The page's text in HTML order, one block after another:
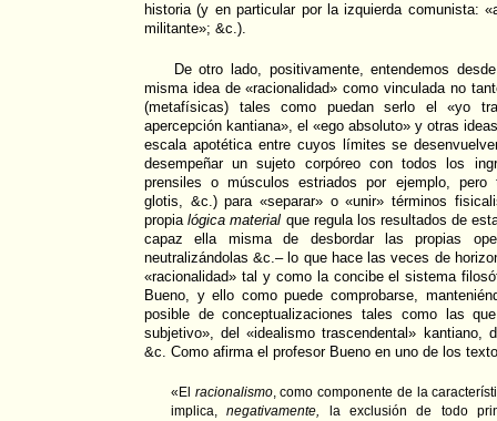
historia (y en particular por la izquierda comunista:
militante»; &c.).
De otro lado, positivamente, entendemos
misma idea de «racionalidad» como vinculada no
(metafísicas) tales como puedan serlo el «yo
apercepción kantiana», el «ego absoluto» y otras
escala apotética entre cuyos límites se
desempeñar un sujeto corpóreo con todos los
prensiles o músculos estriados por ejemplo, pero
glotis, &c.) para «separar» o «unir» términos
propialógica material que regula los resultados de
capaz ella misma de desbordar las propias
neutralizándolas &c.– lo que hace las veces de
«racionalidad» tal y como la concibe el sistema
Bueno, y ello como puede comprobarse,
posible de conceptualizaciones tales como las
subjetivo», del «idealismo trascendental» kantiano,
&c. Como afirma el profesor Bueno en uno de los
«El racionalismo, como componente de la
implica,negativamente,
la exclusión de todo